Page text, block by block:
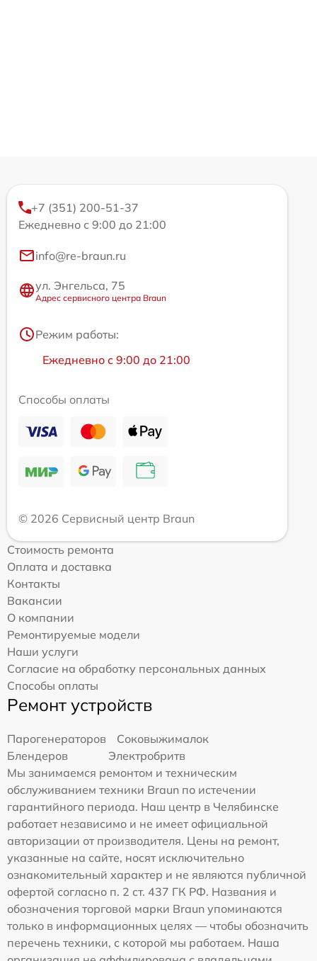
+7 (351) 200-51-37
Ежедневно с 9:00 до 21:00
info@re-braun.ru
ул. Энгельса, 75
Адрес сервисного центра Braun
Режим работы:
Ежедневно с 9:00 до 21:00
Способы оплаты
© 2026 Сервисный центр Braun
Стоимость ремонта
Оплата и доставка
Контакты
Вакансии
О компании
Ремонтируемые модели
Наши услуги
Согласие на обработку персональных данных
Способы оплаты
Ремонт устройств
Парогенераторов
Соковыжималок
Блендеров
Электробритв
Мы занимаемся ремонтом и техническим
обслуживанием техники Braun по истечении
гарантийного периода. Наш центр в Челябинске
работает независимо и не имеет официальной
авторизации от производителя. Цены на ремонт,
указанные на сайте, носят исключительно
ознакомительный характер и не являются публичной
офертой согласно п. 2 ст. 437 ГК РФ. Названия и
обозначения торговой марки Braun упоминаются
только в информационных целях — чтобы обозначить
перечень техники, с которой мы работаем. Наша